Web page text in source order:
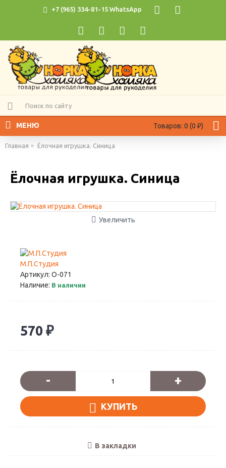
+7 (965) 334-81-15 WhatsApp
Товаров: 0 (0 ₽)
МЕНЮ
Главная Ёлочная игрушка. Синица
Ёлочная игрушка. Синица
Увеличить
М.П.Студия
Артикул: О-071
Наличие: В наличии
570 ₽
- +
КУПИТЬ
В закладки